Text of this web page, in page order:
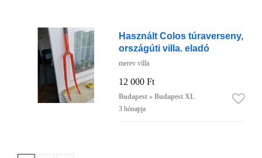
Használt Colos túraverseny,
országúti villa. eladó
merev villa
12 000 Ft
Budapest » Budapest XI.
3 hónapja